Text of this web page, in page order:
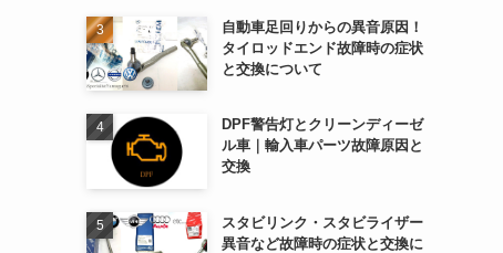
自動車足回りからの異音原因！
タイロッドエンド故障時の症状
と交換について
DPF警告灯とクリーンディーゼ
ル車｜輸入車パーツ故障原因と
交換
スタビリンク・スタビライザー
異音など故障時の症状と交換に